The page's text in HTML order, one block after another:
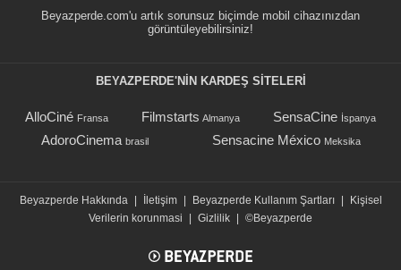
Beyazperde.com'u artık sorunsuz biçimde mobil cihazınızdan
görüntüleyebilirsiniz!
BEYAZPERDE'NIN KARDEŞ SİTELERİ
AlloCiné Fransa Filmstarts Almanya SensaCine İspanya
AdoroCinema brasil Sensacine México Meksika
Beyazperde Hakkında İletişim Beyazperde Kullanım Şartları
Kişisel
Verilerin korunmasi
Gizlilik ©Beyazperde